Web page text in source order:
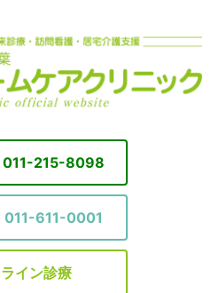
011-215-8098
011-611-0001
イン診療